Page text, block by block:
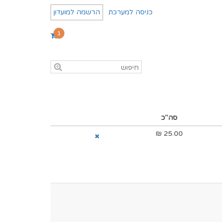
כניסה למערכת הרשמה למועדון
1
סה"כ
25.00
₪